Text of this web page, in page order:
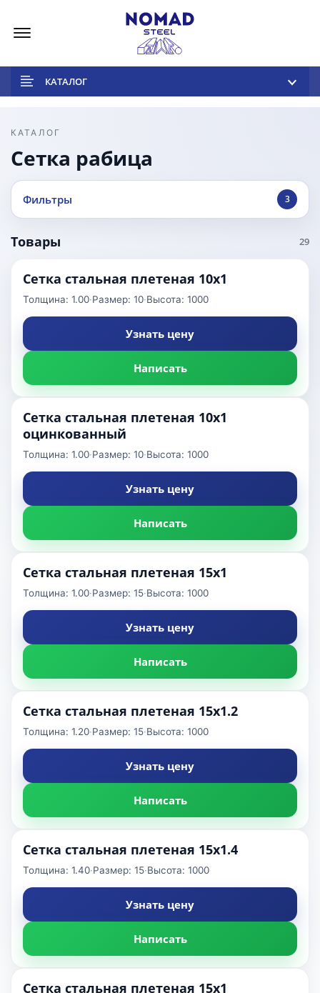
КАТАЛОГ
КАТАЛОГ
Сетка рабица
Фильтры 3
Товары 29
Сетка стальная плетеная 10x1
Толщина: 1.00·Размер: 10·Высота: 1000
Узнать цену
Написать
Сетка стальная плетеная 10x1
оцинкованный
Толщина: 1.00·Размер: 10·Высота: 1000
Узнать цену
Написать
Сетка стальная плетеная 15x1
Толщина: 1.00·Размер: 15·Высота: 1000
Узнать цену
Написать
Сетка стальная плетеная 15x1.2
Толщина: 1.20·Размер: 15·Высота: 1000
Узнать цену
Написать
Сетка стальная плетеная 15x1.4
Толщина: 1.40·Размер: 15·Высота: 1000
Узнать цену
Написать
Сетка стальная плетеная 15x1